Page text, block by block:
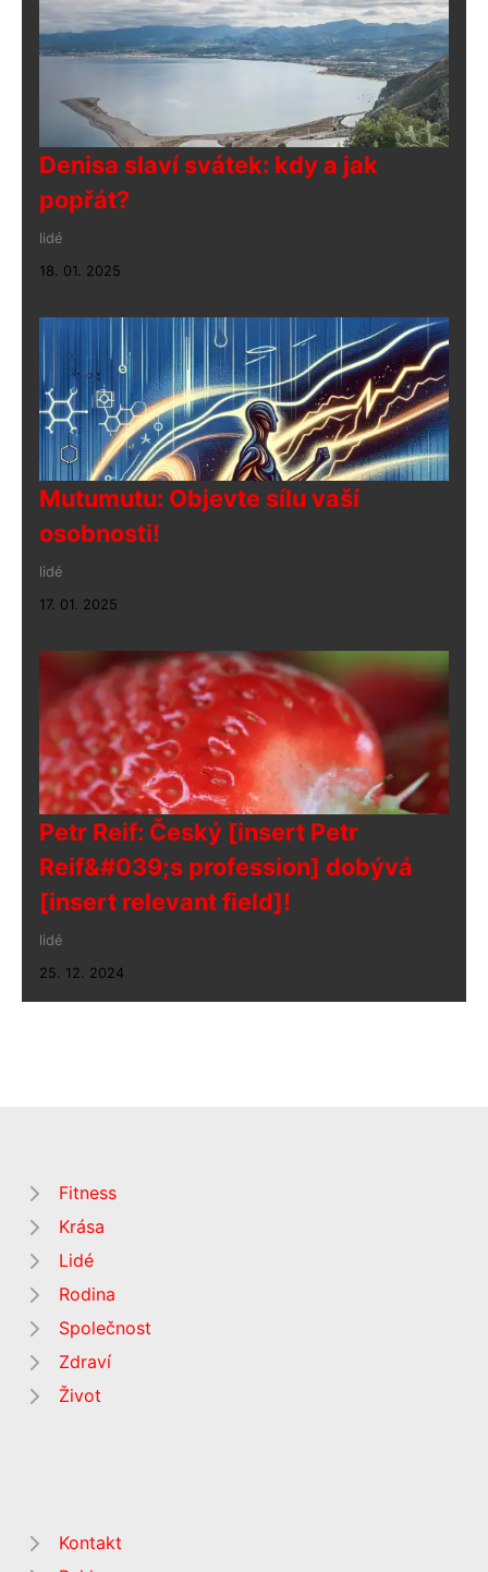
Denisa slaví svátek: kdy a jak
popřát?
lidé
18. 01. 2025
Mutumutu: Objevte sílu vaší
osobnosti!
lidé
17. 01. 2025
Petr Reif: Český [insert Petr
Reif&#039;s profession] dobývá
[insert relevant field]!
lidé
25. 12. 2024
Fitness
Krása
Lidé
Rodina
Společnost
Zdraví
Život
Kontakt